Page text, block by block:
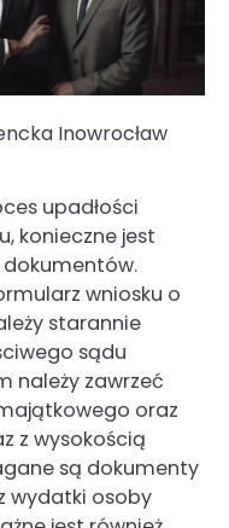
Inowrocław
upadłości
konieczne jest
wniosku o
starannie
sądu
należy zawrzeć
oraz
z wysokością
są dokumenty
wydatki osoby